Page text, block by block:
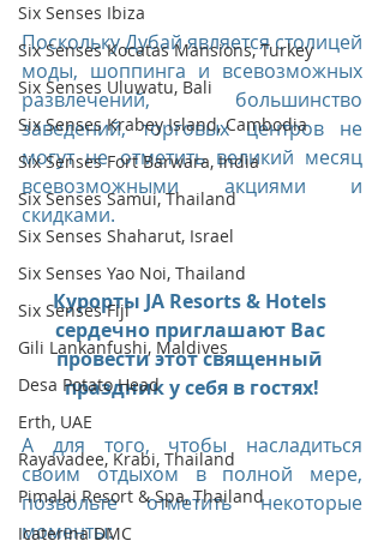
Six Senses Ibiza
Six Senses Kocatas Mansions, Turkey
Six Senses Uluwatu, Bali
Six Senses Krabey Island, Cambodia
Six Senses Fort Barwara, India
Six Senses Samui, Thailand
Six Senses Shaharut, Israel
Six Senses Yao Noi, Thailand
Six Senses Fiji
Gili Lankanfushi, Maldives
Desa Potato Head
Erth, UAE
Rayavadee, Krabi, Thailand
Pimalai Resort & Spa, Thailand
Icaterina DMC
Поскольку Дубай является столицей
моды, шоппинга и всевозможных
развлечений, большинство
заведений, торговых центров не
могут не отметить великий месяц
всевозможными акциями и
скидками.
Курорты JA Resorts & Hotels
сердечно приглашают Вас
провести этот священный
праздник у себя в гостях!
А для того, чтобы насладиться
своим отдыхом в полной мере,
позвольте отметить некоторые
моменты: